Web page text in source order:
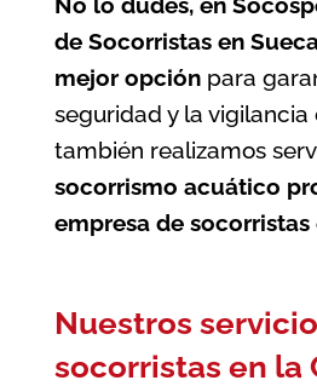
de Socorristas en
mejor opción para
seguridad y la vigilancia
también realizamos
socorrismo acuático
empresa de socorristas
Nuestros
socorristas en la